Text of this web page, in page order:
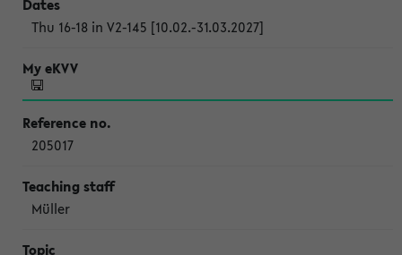
Thu 16-18 in V2-145 [10.02.-31.03.2027]
205017
Müller